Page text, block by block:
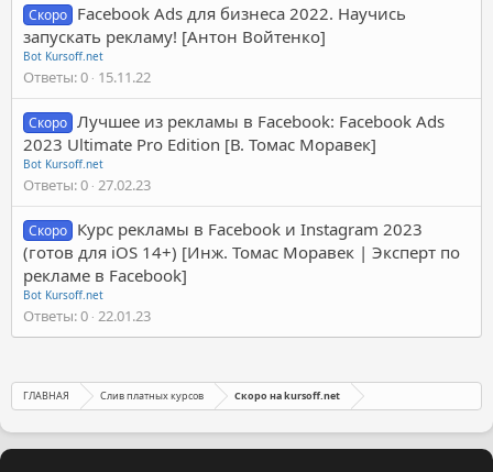
Скоро Facebook Ads для бизнеса 2022. Научись
запускать рекламу! [Антон Войтенко]
Bot Kursoff.net
Ответы 0 15.11.22
Скоро Лучшее из рекламы в Facebook: Facebook Ads
2023 Ultimate Pro Edition [В. Томас Моравек]
Bot Kursoff.net
Ответы 0 27.02.23
Скоро Курс рекламы в Facebook и Instagram 2023
(готов для iOS 14+) [Инж. Томас Моравек | Эксперт по
рекламе в Facebook]
Bot Kursoff.net
Ответы 0 22.01.23
ГЛАВНАЯ Слив платных курсов Скоро на kursoff.net